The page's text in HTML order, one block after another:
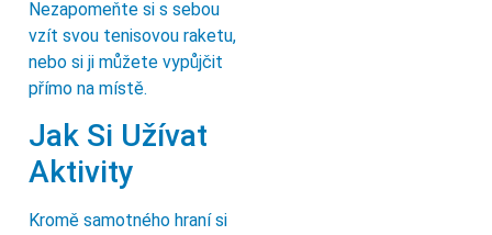
Nezapomeňte si s sebou
vzít svou tenisovou raketu,
nebo si ji můžete vypůjčit
přímo na místě.
Jak Si Užívat
Aktivity
Kromě samotného hraní si